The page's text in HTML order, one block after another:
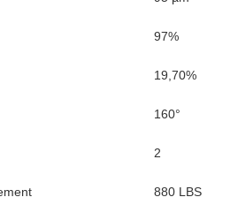
97%
19,70%
160°
2
880 LBS